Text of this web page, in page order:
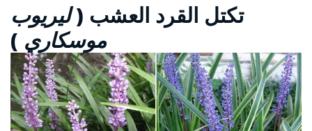
تكتل القرد العشب ( ليريوب
موسكاري )